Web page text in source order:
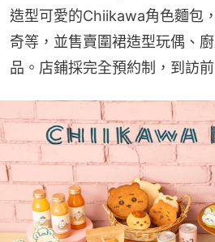
造型可愛的Chiikawa角色麵包
奇等，並售賣圍裙造型玩偶、
品。店鋪採完全預約制，到訪